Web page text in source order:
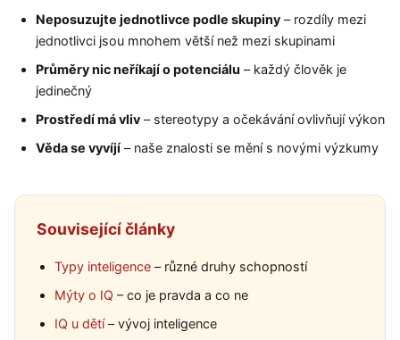
Neposuzujte jednotlivce podle skupiny – rozdíly mezi
jednotlivci jsou mnohem větší než mezi skupinami
Průměry nic neříkají o potenciálu – každý člověk je
jedinečný
Prostředí má vliv – stereotypy a očekávání ovlivňují výkon
Věda se vyvíjí – naše znalosti se mění s novými výzkumy
Související články
Typy inteligence – různé druhy schopností
Mýty o IQ – co je pravda a co ne
IQ u dětí– vývoj inteligence